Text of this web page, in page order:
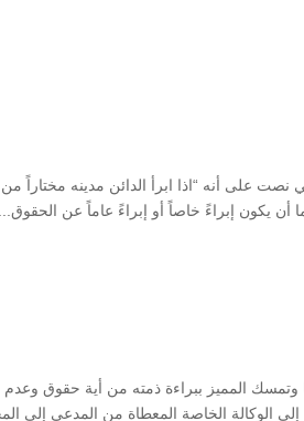
(444) من القانون المدني والتي نصت على أنه “اذا ابرأ الدائن مدينه
أن يكون إبراءً خاصاً أو إبراءً عاماً عن الحقوق...
إليها وتمسك المميز ببراءة ذمته من أية حقوق
إلى الوكالة الخاصة المعطاة من المدعي إلى